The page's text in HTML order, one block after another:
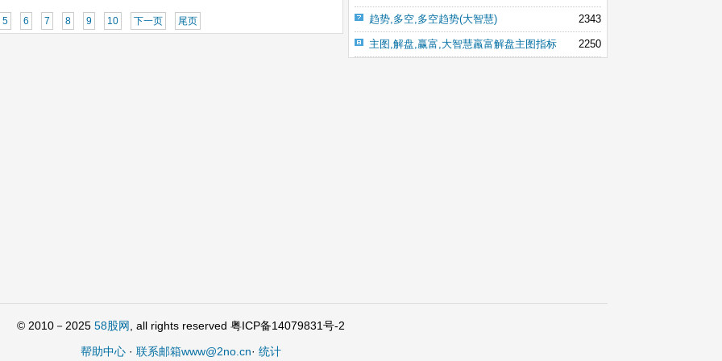
5 6 7 8 9 10 下一页 尾页 趋势,多空,多空趋势(大智慧) 2343
主图,解盘,赢富,大智慧羸富解盘主图指标 2250
© 2010－2025 58股网 , all rights reserved 粤ICP备14079831号-2
帮助中心· 联系邮箱www@2no.cn· 统计